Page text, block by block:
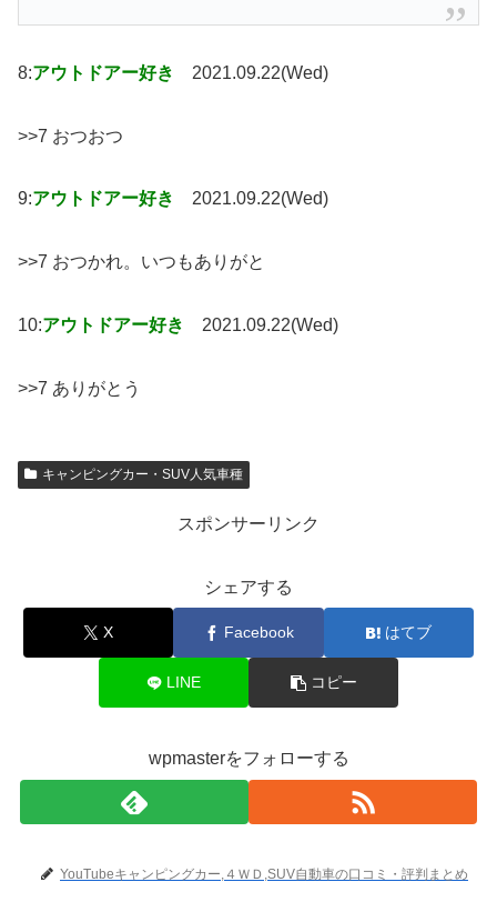
8:アウトドアー好き 2021.09.22(Wed)
>>7 おつおつ
9:アウトドアー好き 2021.09.22(Wed)
>>7 おつかれ。いつもありがと
10:アウトドアー好き 2021.09.22(Wed)
>>7 ありがとう
キャンピングカー・SUV人気車種
スポンサーリンク
シェアする
X Facebook はてブ
LINE コピー
wpmasterをフォローする
YouTubeキャンピングカー,４ＷＤ,SUV自動車の口コミ・評判まとめ